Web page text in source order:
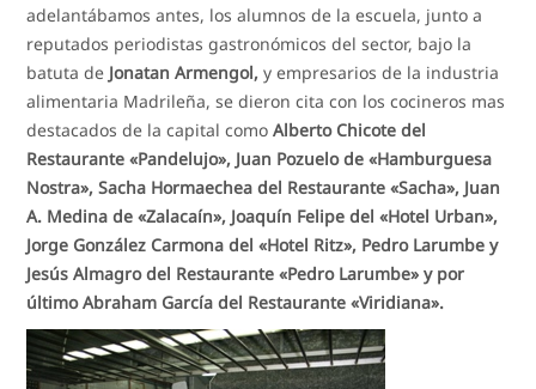
adelantábamos antes, los alumnos de la escuela, junto a
reputados periodistas gastronómicos del sector, bajo la
batuta de Jonatan Armengol, y empresarios de la industria
alimentaria Madrileña, se dieron cita con los cocineros mas
destacados de la capital comoAlberto Chicote del
Restaurante «Pandelujo», Juan Pozuelo de «Hamburguesa
Nostra», Sacha Hormaechea del Restaurante «Sacha», Juan
A. Medina de «Zalacaín», Joaquín Felipe del «Hotel Urban»,
Jorge González Carmona del «Hotel Ritz», Pedro Larumbe y
Jesús Almagro del Restaurante «Pedro Larumbe» y por
último Abraham García del Restaurante «Viridiana».